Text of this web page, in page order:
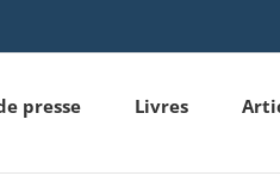
presse Livres